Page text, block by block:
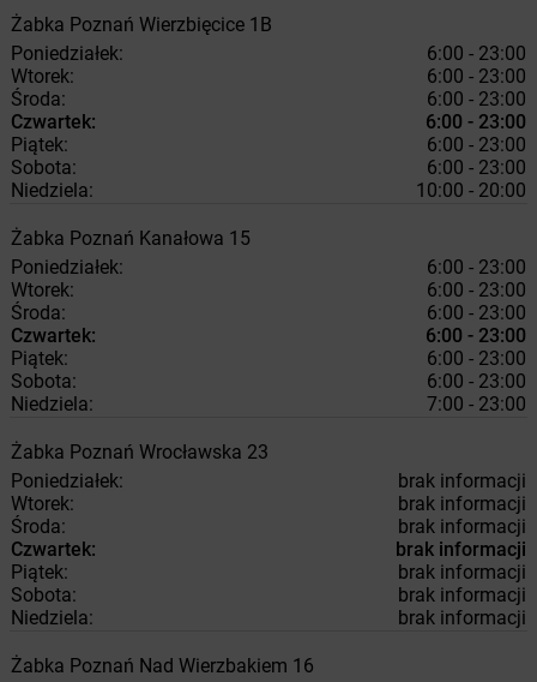
Żabka Poznań Wierzbięcice 1B
Poniedziałek:
6:00 - 23:00
Wtorek:
6:00 - 23:00
Środa:
6:00 - 23:00
Czwartek:
6:00 - 23:00
Piątek:
6:00 - 23:00
Sobota:
6:00 - 23:00
Niedziela:
10:00 - 20:00
Żabka Poznań Kanałowa 15
Poniedziałek:
6:00 - 23:00
Wtorek:
6:00 - 23:00
Środa:
6:00 - 23:00
Czwartek:
6:00 - 23:00
Piątek:
6:00 - 23:00
Sobota:
6:00 - 23:00
Niedziela:
7:00 - 23:00
Żabka Poznań Wrocławska 23
Poniedziałek:
brak informacji
Wtorek:
brak informacji
Środa:
brak informacji
Czwartek:
brak informacji
Piątek:
brak informacji
Sobota:
brak informacji
Niedziela:
brak informacji
Żabka Poznań Nad Wierzbakiem 16